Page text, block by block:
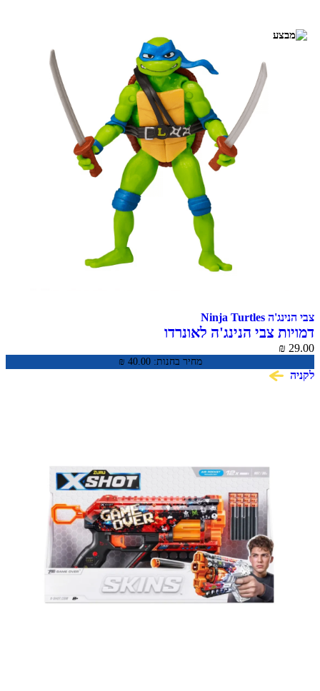
צבי הנינג'ה Ninja Turtles
דמויות צבי הנינג'ה לאונרדו
מחיר בחנות: ₪ 40.00
₪ 29.00
לקניה